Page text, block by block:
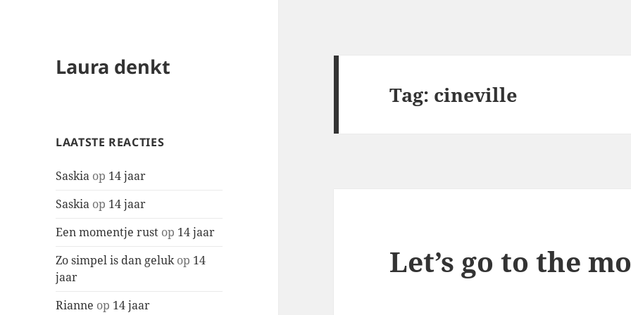
Laura denkt
LAATSTE REACTIES
Saskia op 14 jaar
Saskia op 14 jaar
Een momentje rust op 14 jaar
Zo simpel is dan gelukop 14
jaar
Rianne op 14 jaar
Tag: cineville
Let’s go to the